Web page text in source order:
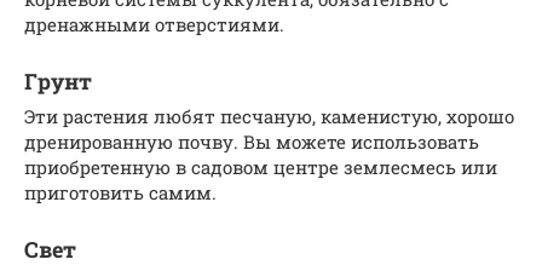
дренажными отверстиями.
Грунт
Эти растения любят песчаную, каменистую, хорошо
дренированную почву. Вы можете использовать
приобретенную в садовом центре землесмесь или
приготовить самим.
Свет